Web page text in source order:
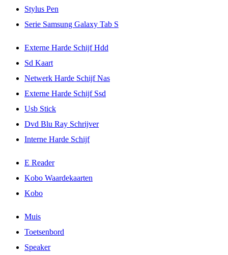
Stylus Pen
Serie Samsung Galaxy Tab S
Externe Harde Schijf Hdd
Sd Kaart
Netwerk Harde Schijf Nas
Externe Harde Schijf Ssd
Usb Stick
Dvd Blu Ray Schrijver
Interne Harde Schijf
E Reader
Kobo Waardekaarten
Kobo
Muis
Toetsenbord
Speaker